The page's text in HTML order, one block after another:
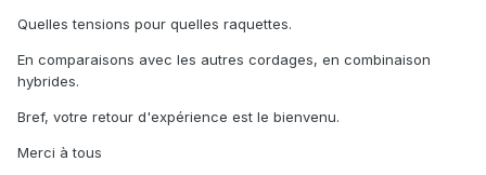
Quelles tensions pour quelles raquettes.
En comparaisons avec les autres cordages, en combinaison
hybrides.
Bref, votre retour d'expérience est le bienvenu.
Merci à tous